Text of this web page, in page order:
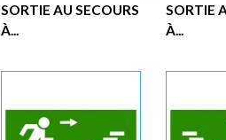
SORTIE AU SECOURS
À...
SORTIE
À...